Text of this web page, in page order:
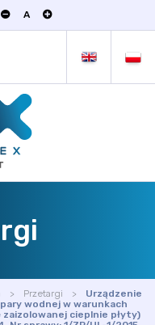
A
Przetargi
Urządzenie
wodnej w warunkach
cieplnie płyty)